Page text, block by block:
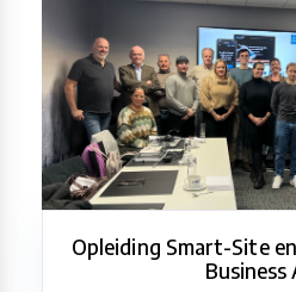
Opleiding Smart-Site
Business